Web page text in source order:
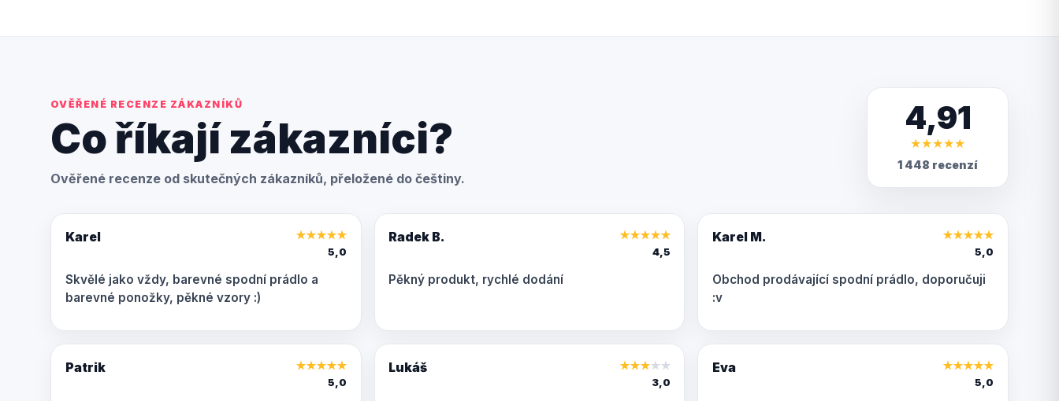
OVĚŘENÉ RECENZE ZÁKAZNÍKŮ
Co říkají zákazníci?
Ověřené recenze od skutečných zákazníků, přeložené do češtiny.
4,91
★★★★★
1 448 recenzí
Karel ★★★★★
5,0
Skvělé jako vždy, barevné spodní prádlo a
barevné ponožky, pěkné vzory :)
Radek B. ★★★★★
4,5
Pěkný produkt, rychlé dodání
Karel M. ★★★★★
5,0
Obchod prodávající spodní prádlo, doporučuji
:v
Patrik ★★★★★
5,0
Lukáš ★★★★★
3,0
Eva ★★★★★
5,0